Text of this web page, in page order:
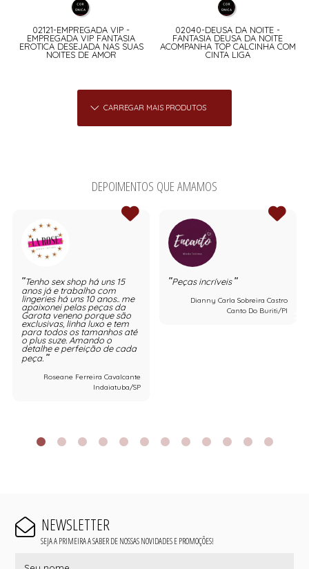
02121-EMPREGADA VIP -
EMPREGADA VIP FANTASIA
EROTICA DESEJADA NAS SUAS
NOITES DE AMOR
02040-DEUSA DA NOITE -
FANTASIA DEUSA DA NOITE
ACOMPANHA TOP CALCINHA COM
CINTA LIGA
CARREGAR MAIS PRODUTOS
DEPOIMENTOS QUE AMAMOS
Tenho sex shop há uns 15
anos já e trabalho com
lingeries há uns 10 anos.. me
apaixonei pelas peças da
Garota veneno porque são
exclusivas, linha luxo e tem
para todos os tamanhos até
o plus suze. Amando o
detalhe e perfeição de cada
peça.
Roseane Ferreira Cavalcante
Indaiatuba/SP
Peças incríveis
Dianny Carla Sobreira Castro
Canto Do Buriti/PI
NEWSLETTER
SEJA A PRIMEIRA A SABER DE NOSSAS NOVIDADES E PROMOÇÕES!